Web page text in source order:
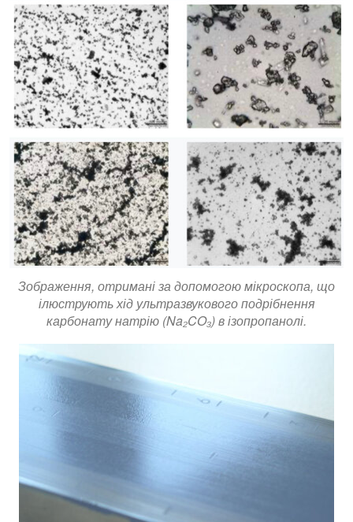
Зображення, отримані за допомогою мікроскопа, що
ілюструють хід ультразвукового подрібнення
карбонату натрію (Na₂CO₃) в ізопропанолі.